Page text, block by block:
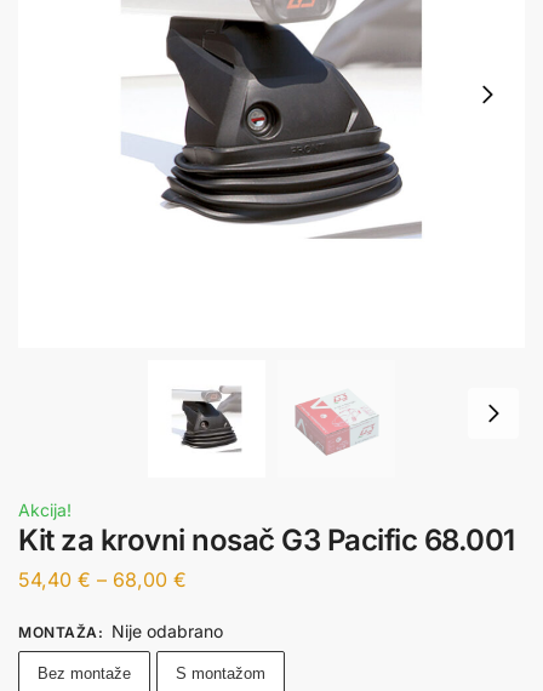
Akcija!
Kit za krovni nosač G3 Pacific 68.001
54,40 € – 68,00 €
MONTAŽA : Nije odabrano
Bez montaže S montažom